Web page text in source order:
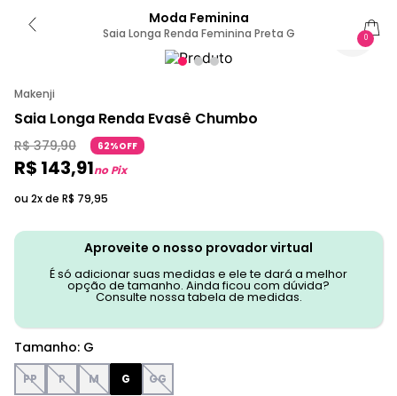
Moda Feminina
Saia Longa Renda Feminina Preta G 0
Makenji
Saia Longa Renda Evasê Chumbo
R$ 379,90 62%OFF
R$ 143,91no Pix
ou 2x de R$ 79,95
Aproveite o nosso provador virtual
É só adicionar suas medidas e ele te dará a melhor
opção de tamanho. Ainda ficou com dúvida?
Consulte nossa tabela de medidas.
Tamanho: G
PP P M G GG